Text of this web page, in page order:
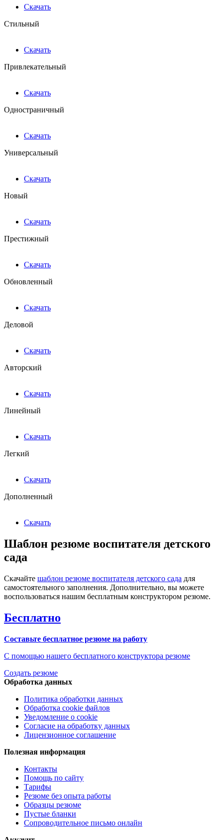
Скачать
Стильный
Скачать
Привлекательный
Скачать
Одностраничный
Скачать
Универсальный
Скачать
Новый
Скачать
Престижный
Скачать
Обновленный
Скачать
Деловой
Скачать
Авторский
Скачать
Линейный
Скачать
Легкий
Скачать
Дополненный
Скачать
Шаблон резюме воспитателя детского
сада
Скачайте шаблон резюме воспитателя детского сада для
самостоятельного заполнения. Дополнительно, вы можете
воспользоваться нашим бесплатным конструктором резюме.
Бесплатно
Составьте бесплатное резюме на работу
С помощью нашего бесплатного конструктора резюме
Создать резюме
Обработка данных
Политика обработки данных
Обработка cookie файлов
Уведомление о cookie
Согласие на обработку данных
Лицензионное соглашение
Полезная информация
Контакты
Помощь по сайту
Тарифы
Резюме без опыта работы
Образцы резюме
Пустые бланки
Сопроводительное письмо онлайн